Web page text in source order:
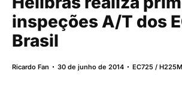
inspeções A/T dos
Brasil
Ricardo Fan 30 de junho de 2014 EC725 / H225M